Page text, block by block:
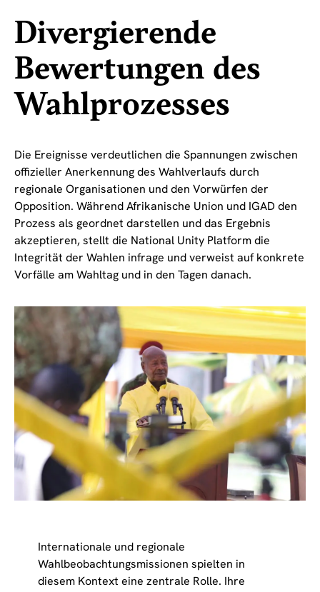
Divergierende
Bewertungen des
Wahlprozesses
Die Ereignisse verdeutlichen die Spannungen zwischen
offizieller Anerkennung des Wahlverlaufs durch
regionale Organisationen und den Vorwürfen der
Opposition. Während Afrikanische Union und IGAD den
Prozess als geordnet darstellen und das Ergebnis
akzeptieren, stellt die National Unity Platform die
Integrität der Wahlen infrage und verweist auf konkrete
Vorfälle am Wahltag und in den Tagen danach.
Internationale und regionale
Wahlbeobachtungsmissionen spielten in
diesem Kontext eine zentrale Rolle. Ihre